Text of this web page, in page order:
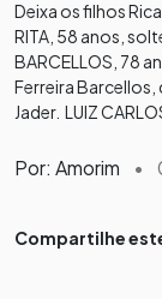
Deixa os filhos
RITA, 58 anos,
BARCELLOS, 78
Ferreira Barcellos,
Jader. LUIZ
Por: Amorim •
Compartilhe